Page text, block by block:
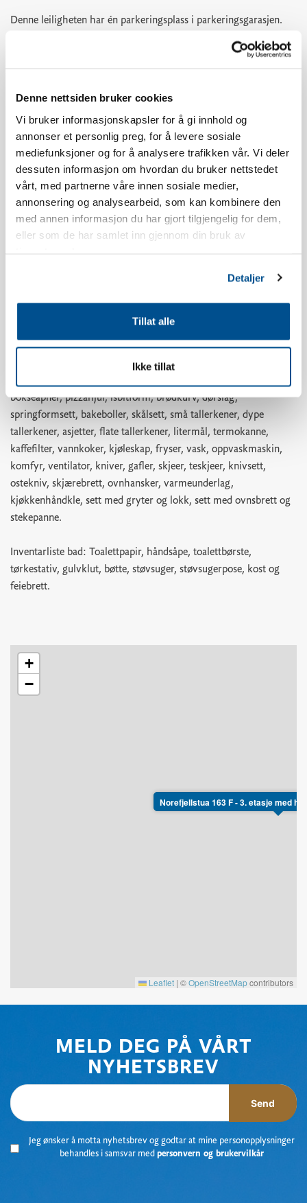
Denne nettsiden bruker cookies
Vi bruker informasjonskapsler for å gi innhold og
annonser et personlig preg, for å levere sosiale
mediefunksjoner og for å analysere trafikken vår. Vi deler
dessuten informasjon om hvordan du bruker nettstedet
vårt, med partnerne våre innen sosiale medier,
annonsering og analysearbeid, som kan kombinere den
med annen informasjon du har gjort tilgjengelig for dem,
eller som de har samlet inn gjennom din bruk av
Detaljer
Tillat alle
Ikke tillat
Denne leiligheten har én parkeringsplass i parkeringsgarasjen.
Røyking er ikke tillatt, se våre bookingbetingelser for mer info.
Leiligheten har sydvendt balkong, utsikt og beliggenhet vil
variere i forhold til hvilket bygg man bor i.
Det kan forekomme støy fra restauranten Olympique utover
kvelden i ferieperioder og helger.
kjøkkenpapirholder, ildfast glassform, kakeform, kjevle, saks,
teskjeer, bakepensel, visp, slikkepotte, kjøkkenredskaper,
bokseåpner, pizzahjul, isbitform, brødkurv, dørslag,
springformsett, bakeboller, skålsett, små tallerkener, dype
tallerkener, asjetter, flate tallerkener, litermål, termokanne,
kaffefilter, vannkoker, kjøleskap, fryser, vask, oppvaskmaskin,
komfyr, ventilator, kniver, gafler, skjeer, teskjeer, knivsett,
ostekniv, skjærebrett, ovnhansker, varmeunderlag,
kjøkkenhåndkle, sett med gryter og lokk, sett med ovnsbrett og
stekepanne.
Inventarliste bad: Toalettpapir, håndsåpe, toalettbørste,
tørkestativ, gulvklut, bøtte, støvsuger, støvsugerpose, kost og
feiebrett.
Norefjellstua 163 F - 3. etasje med
+
−
Leaflet | ©OpenStreetMapcontributors
MELD DEG PÅ VÅRT
NYHETSBREV
Jeg ønsker å motta nyhetsbrev og godtar at mine personopplysninger
behandles i samsvar med personvern og brukervilkår
Send